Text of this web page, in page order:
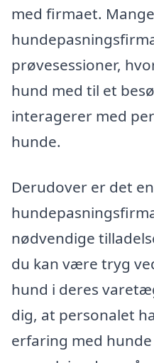
med firmaet.
prøvesessioner,
hund med til et
interagerer med
hunde.
Derudover er det
nødvendige
du kan være tryg
hund i deres
dig, at personalet
erfaring med